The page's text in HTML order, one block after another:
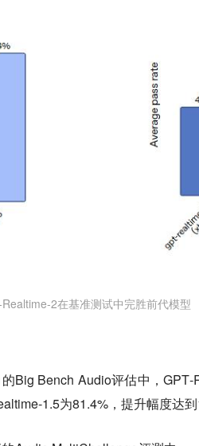
在基准测试中完胜前代模型
Big Bench Audio评估中，
为81.4%，提升幅度达到